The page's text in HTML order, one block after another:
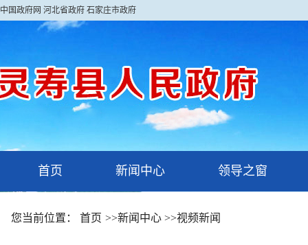
中国政府网 河北省政府 石家庄市政府
首页 新闻中心 领导之窗
您当前位置： 首页 >>新闻中心 >>视频新闻